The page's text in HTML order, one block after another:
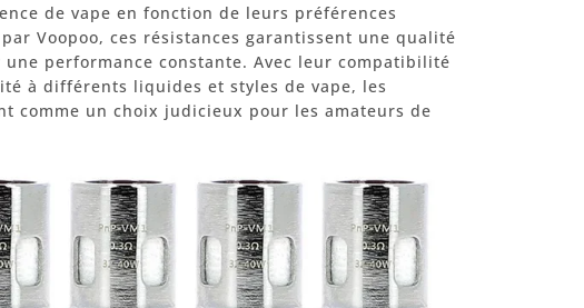
de vape en fonction de leurs préférences
Voopoo, ces résistances garantissent une qualité
performance constante. Avec leur compatibilité
à différents liquides et styles de vape, les
comme un choix judicieux pour les amateurs de